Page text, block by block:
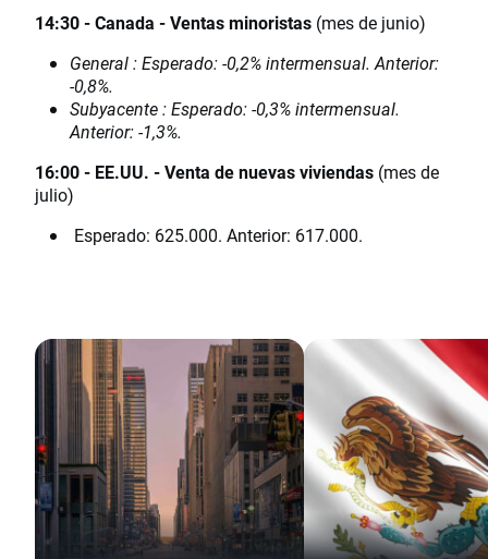
14:30 - Canada - Ventas minoristas (mes de junio)
General : Esperado: -0,2% intermensual. Anterior:
-0,8%.
Subyacente : Esperado: -0,3% intermensual.
Anterior: -1,3%.
16:00 - EE.UU. - Venta de nuevas viviendas (mes de
julio)
Esperado: 625.000. Anterior: 617.000.